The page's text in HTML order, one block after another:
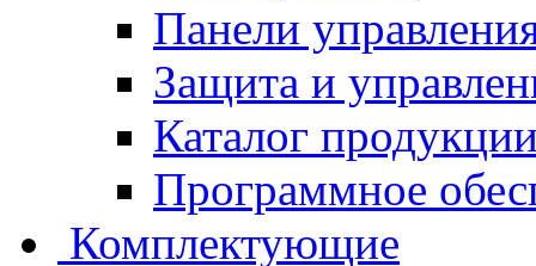
Панели
Защита и
Каталог
Программное
Комплектующие